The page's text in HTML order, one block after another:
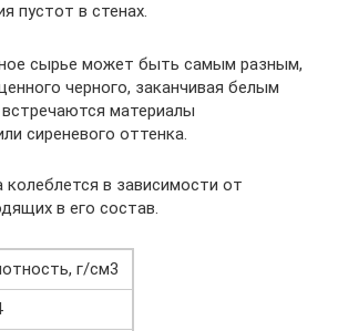
пустот в стенах.
сырье может быть самым разным,
черного, заканчивая белым
материалы
сиреневого оттенка.
в зависимости от
в его состав.
г/см3